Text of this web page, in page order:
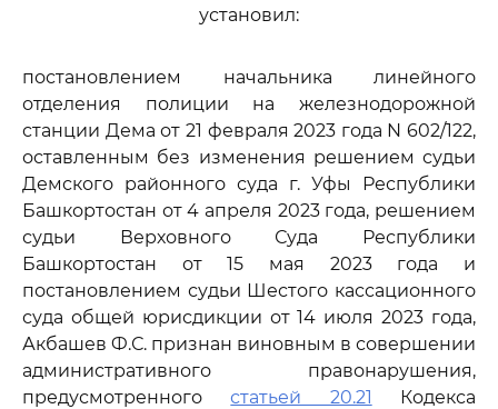
установил:
постановлением начальника линейного
отделения полиции на железнодорожной
станции Дема от 21 февраля 2023 года N 602/122,
оставленным без изменения решением судьи
Демского районного суда г. Уфы Республики
Башкортостан от 4 апреля 2023 года, решением
судьи Верховного Суда Республики
Башкортостан от 15 мая 2023 года и
постановлением судьи Шестого кассационного
суда общей юрисдикции от 14 июля 2023 года,
Акбашев Ф.С. признан виновным в совершении
административного правонарушения,
предусмотренногостатьей 20.21 Кодекса